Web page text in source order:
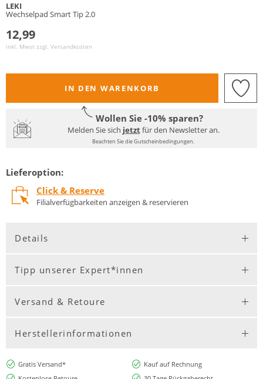
LEKI
Wechselpad Smart Tip 2.0
12,99
inkl. Mwst zzgl. Versandkosten
IN DEN WARENKORB
Wollen Sie -10% sparen?
Melden Sie sich jetztfür den Newsletter an.
Beachten Sie die Gutscheinbedingungen.
Lieferoption:
Click & Reserve
Filialverfügbarkeiten anzeigen & reservieren
Details
Tipp unserer Expert*innen
Versand & Retoure
Herstellerinformationen
Gratis Versand*
Kauf auf Rechnung